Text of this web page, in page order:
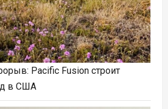
Pacific Fusion строит
в США